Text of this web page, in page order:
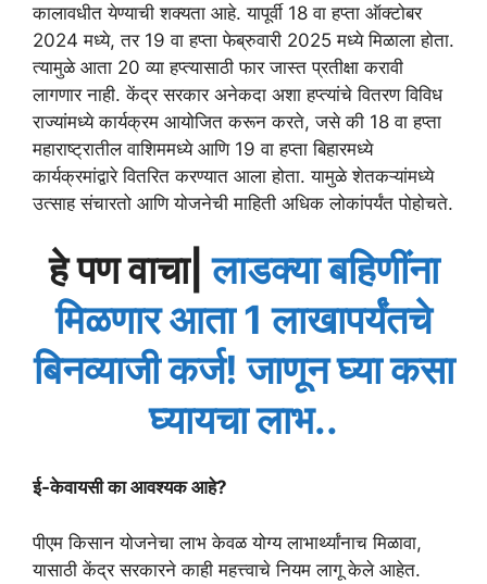
कालावधीत येण्याची शक्यता आहे. यापूर्वी 18 वा हप्ता ऑक्टोबर
2024 मध्ये, तर 19 वा हप्ता फेब्रुवारी 2025 मध्ये मिळाला होता.
त्यामुळे आता 20 व्या हप्त्यासाठी फार जास्त प्रतीक्षा करावी
लागणार नाही. केंद्र सरकार अनेकदा अशा हप्त्यांचे वितरण विविध
राज्यांमध्ये कार्यक्रम आयोजित करून करते, जसे की 18 वा हप्ता
महाराष्ट्रातील वाशिममध्ये आणि 19 वा हप्ता बिहारमध्ये
कार्यक्रमांद्वारे वितरित करण्यात आला होता. यामुळे शेतकऱ्यांमध्ये
उत्साह संचारतो आणि योजनेची माहिती अधिक लोकांपर्यंत पोहोचते.
हे पण वाचा|लाडक्या बहिणींना
मिळणार आता 1 लाखापर्यंतचे
बिनव्याजी कर्ज! जाणून घ्या कसा
घ्यायचा लाभ..
ई-केवायसी का आवश्यक आहे?
पीएम किसान योजनेचा लाभ केवळ योग्य लाभार्थ्यांनाच मिळावा,
यासाठी केंद्र सरकारने काही महत्त्वाचे नियम लागू केले आहेत.